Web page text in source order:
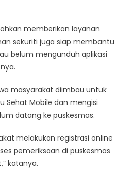
memberikan layanan
sekuriti juga siap membantu
belum mengunduh aplikasi
masyarakat diimbau untuk
Sehat Mobile dan mengisi
datang ke puskesmas.
melakukan registrasi online
pemeriksaan di puskesmas
katanya.